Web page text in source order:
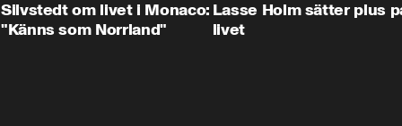
Silvstedt om livet i Monaco:
"Känns som Norrland"
Lasse Holm sätter plus
livet